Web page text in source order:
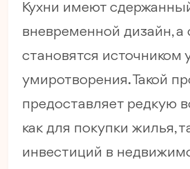
Кухни имеют
вневременной дизайн, а
становятся источником
умиротворения. Такой
предоставляет редкую
как для покупки жилья,
инвестиций в